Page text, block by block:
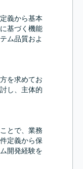
義から基本
基づく機能
ム品質およ
を求めてお
し、主体的
とで、業務
定義から保
開発経験を